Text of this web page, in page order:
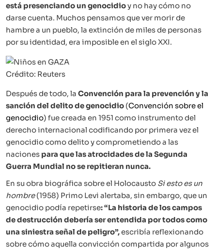
está presenciando un genocidioy no hay cómo no
darse cuenta. Muchos pensamos que ver morir de
hambre a un pueblo, la extinción de miles de personas
por su identidad, era imposible en el siglo XXI.
Crédito: Reuters
Después de todo, la Convención para la prevención y la
sanción del delito de genocidio (Convención sobre el
genocidio) fue creada en 1951 como instrumento del
derecho internacional codificando por primera vez el
genocidio como delito y comprometiendo a las
naciones para que las atrocidades de la Segunda
Guerra Mundial no se repitieran nunca.
En su obra biográfica sobre el Holocausto Si esto es un
hombre(1958) Primo Levi alertaba, sin embargo, que un
genocidio podía repetirse: “La historia de los campos
de destrucción debería ser entendida por todos como
una siniestra señal de peligro”,escribía reflexionando
sobre cómo aquella convicción compartida por algunos